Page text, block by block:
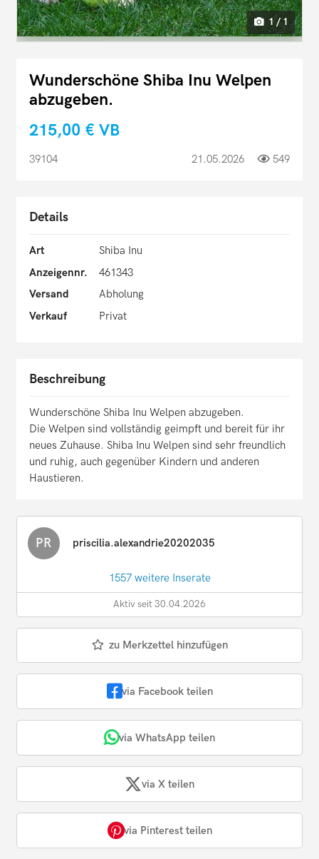
1 / 1
Wunderschöne Shiba Inu Welpen
abzugeben.
215,00 € VB
39104 21.05.2026 549
Details
Art
Shiba Inu
Anzeigennr.
461343
Versand
Abholung
Verkauf
Privat
Beschreibung
Wunderschöne Shiba Inu Welpen abzugeben.
Die Welpen sind vollständig geimpft und bereit für ihr
neues Zuhause. Shiba Inu Welpen sind sehr freundlich
und ruhig, auch gegenüber Kindern und anderen
Haustieren.
PR priscilia.alexandrie20202035
1557 weitere Inserate
Aktiv seit 30.04.2026
zu Merkzettel hinzufügen
via Facebook teilen
via WhatsApp teilen
via X teilen
via Pinterest teilen